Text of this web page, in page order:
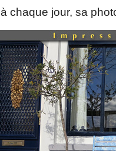
à chaque jour, sa